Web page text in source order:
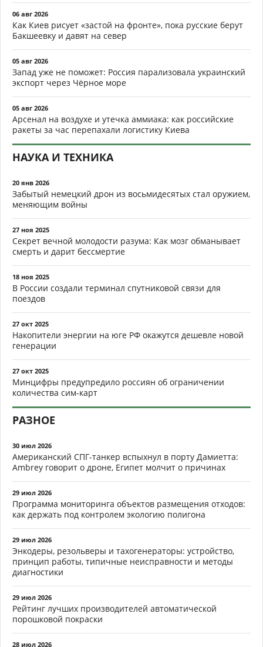
06 авг 2026
Как Киев рисует «застой на фронте», пока русские берут
Бакшеевку и давят на север
05 авг 2026
Запад уже не поможет: Россия парализовала украинский
экспорт через Чёрное море
05 авг 2026
Арсенал на воздухе и утечка аммиака: как российские
ракеты за час перепахали логистику Киева
НАУКА И ТЕХНИКА
20 янв 2026
Забытый немецкий дрон из восьмидесятых стал оружием,
меняющим войны
27 ноя 2025
Секрет вечной молодости разума: Как мозг обманывает
смерть и дарит бессмертие
18 ноя 2025
В России создали терминал спутниковой связи для
поездов
27 окт 2025
Накопители энергии на юге РФ окажутся дешевле новой
генерации
27 окт 2025
Минцифры предупредило россиян об ограничении
количества сим-карт
РАЗНОЕ
30 июл 2026
Американский СПГ-танкер вспыхнул в порту Дамиетта:
Ambrey говорит о дроне, Египет молчит о причинах
29 июл 2026
Программа мониторинга объектов размещения отходов:
как держать под контролем экологию полигона
29 июл 2026
Энкодеры, резольверы и тахогенераторы: устройство,
принцип работы, типичные неисправности и методы
диагностики
29 июл 2026
Рейтинг лучших производителей автоматической
порошковой покраски
28 июл 2026